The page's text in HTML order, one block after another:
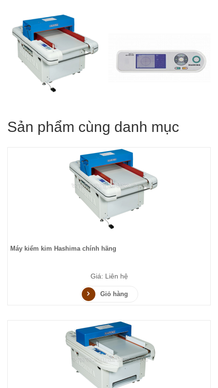
Sản phẩm cùng danh mục
Máy kiểm kim Hashima chính hãng
Giá: Liên hệ
Giỏ hàng